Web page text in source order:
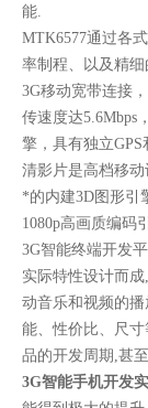
能.
MTK6577通过各
率制程、以及精
3G移动宽带连接
传速度达5.6Mbps
擎，具有独立
清影片是高档移
*的内建3D图形引
1080p高画质编码
3G智能终端开发
实际特性设计而
动音乐和视频的
能、性价比、尺
品的开发周期,甚
3G智能手机开发